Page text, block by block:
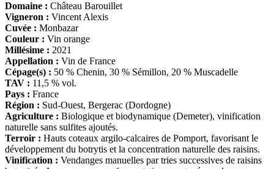
Domaine : Château Barouillet
Vigneron : Vincent Alexis
Cuvée : Monbazar
Couleur : Vin orange
Millésime : 2021
Appellation : Vin de France
Cépage(s) : 50 % Chenin, 30 % Sémillon, 20 % Muscadelle
TAV : 11,5 % vol.
Pays : France
Région : Sud-Ouest, Bergerac (Dordogne)
Agriculture : Biologique et biodynamique (Demeter), vinification
naturelle sans sulfites ajoutés.
Terroir : Hauts coteaux argilo-calcaires de Pomport, favorisant le
développement du botrytis et la concentration naturelle des raisins.
Vinification : Vendanges manuelles par tries successives de raisins